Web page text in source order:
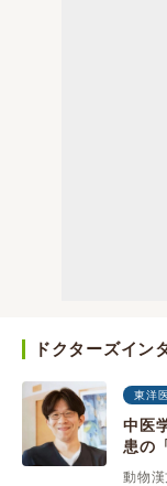
ドクターズイン
東洋
中医
患の
動物